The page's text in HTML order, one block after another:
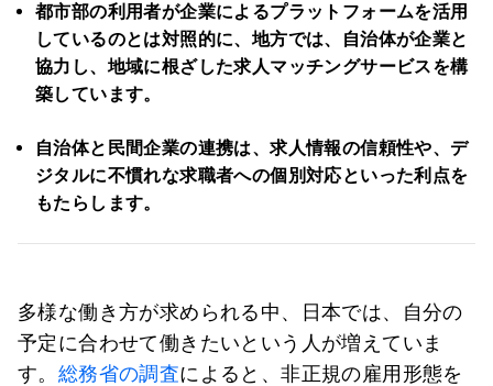
都市部の利用者が企業によるプラットフォームを活用
しているのとは対照的に、地方では、自治体が企業と
協力し、地域に根ざした求人マッチングサービスを構
築しています。
自治体と民間企業の連携は、求人情報の信頼性や、デ
ジタルに不慣れな求職者への個別対応といった利点を
もたらします。
多様な働き方が求められる中、日本では、自分の
予定に合わせて働きたいという人が増えていま
す。 総務省の調査によると、非正規の雇用形態を